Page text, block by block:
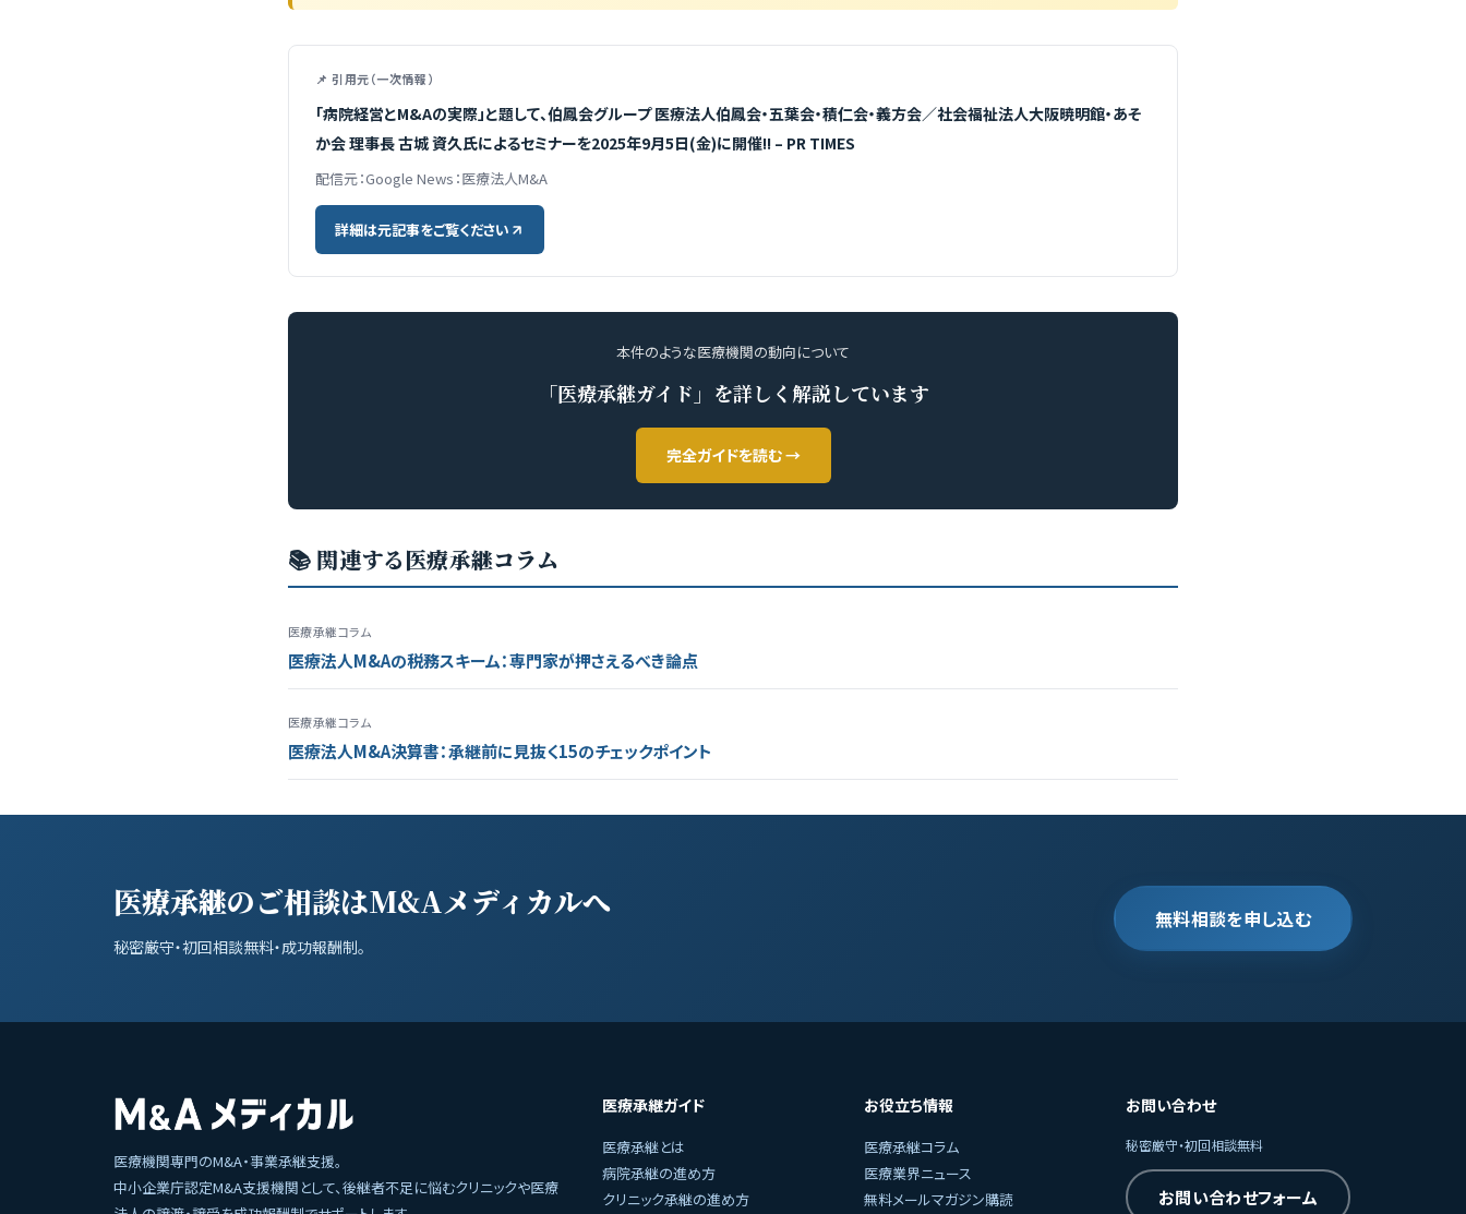
📌 引用元（一次情報）
「病院経営とM&Aの実際」と題して、伯鳳会グループ 医療法人伯鳳会・五葉会・積仁会・義方会／社会福祉法人大阪暁明館・あそ
か会 理事長 古城 資久氏によるセミナーを2025年9月5日(金)に開催!! – PR TIMES
配信元：Google News：医療法人M&A
詳細は元記事をご覧ください
本件のような医療機関の動向について
「医療承継ガイド」を詳しく解説しています
完全ガイドを読む →
📚 関連する医療承継コラム
医療承継コラム
医療法人M&Aの税務スキーム：専門家が押さえるべき論点
医療承継コラム
医療法人M&A決算書：承継前に見抜く15のチェックポイント
医療承継のご相談はM&Aメディカルへ
秘密厳守・初回相談無料・成功報酬制。
無料相談を申し込む
医療機関専門のM&A・事業承継支援。
中小企業庁認定M&A支援機関として、後継者不足に悩むクリニックや医療
医療承継ガイド
医療承継とは
病院承継の進め方
クリニック承継の進め方
お役立ち情報
医療承継コラム
医療業界ニュース
無料メールマガジン購読
お問い合わせ
秘密厳守・初回相談無料
お問い合わせフォーム